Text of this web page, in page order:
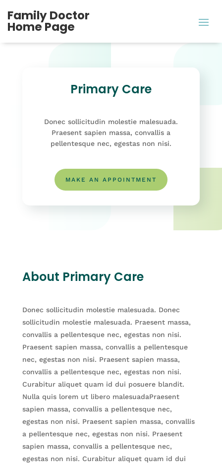
Family Doctor
Home Page
Primary Care
Donec sollicitudin molestie malesuada.
Praesent sapien massa, convallis a
pellentesque nec, egestas non nisi.
MAKE AN APPOINTMENT
About Primary Care
Donec sollicitudin molestie malesuada. Donec
sollicitudin molestie malesuada. Praesent massa,
convallis a pellentesque nec, egestas non nisi.
Praesent sapien massa, convallis a pellentesque
nec, egestas non nisi. Praesent sapien massa,
convallis a pellentesque nec, egestas non nisi.
Curabitur aliquet quam id dui posuere blandit.
Nulla quis lorem ut libero malesuadaPraesent
sapien massa, convallis a pellentesque nec,
egestas non nisi. Praesent sapien massa, convallis
a pellentesque nec, egestas non nisi. Praesent
sapien massa, convallis a pellentesque nec,
egestas non nisi. Curabitur aliquet quam id dui